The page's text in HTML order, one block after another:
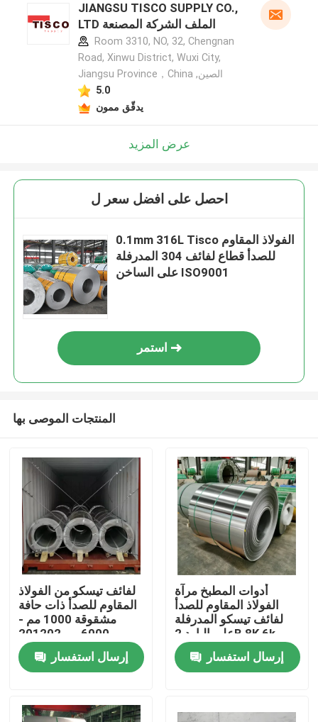
منزل
حول بنا
إتصال
JIANGSU TISCO SUPPLY CO.,
LTD الملف الشركة المصنعة
Room 3310, NO, 32, Chengnan
Road, Xinwu District, Wuxi City,
Jiangsu Province，China ,الصين
5.0
يدقّق ممون
عرض المزيد
احصل على افضل سعر ل
0.1mm 316L Tisco الفولاذ المقاوم
للصدأ قطاع لفائف 304 المدرفلة
على الساخن ISO9001
استمر
المنتجات الموصى بها
لفائف تيسكو من الفولاذ
المقاوم للصدأ ذات حافة
مشقوقة 1000 مم -
6000 مم 201202
إرسال استفسار
أدوات المطبخ مرآة
الفولاذ المقاوم للصدأ
لفائف تيسكو المدرفلة
على البارد 2B 8K 6k
0.2mm
إرسال استفسار